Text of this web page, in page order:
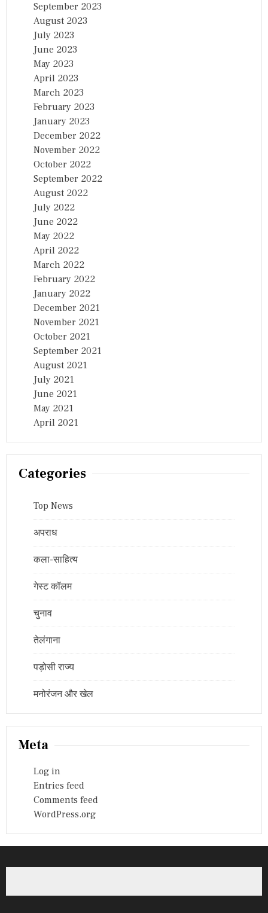
September 2023
August 2023
July 2023
June 2023
May 2023
April 2023
March 2023
February 2023
January 2023
December 2022
November 2022
October 2022
September 2022
August 2022
July 2022
June 2022
May 2022
April 2022
March 2022
February 2022
January 2022
December 2021
November 2021
October 2021
September 2021
August 2021
July 2021
June 2021
May 2021
April 2021
Categories
Top News
अपराध
कला-साहित्य
गेस्ट कॉलम
चुनाव
तेलंगाना
पड़ोसी राज्य
मनोरंजन और खेल
Meta
Log in
Entries feed
Comments feed
WordPress.org